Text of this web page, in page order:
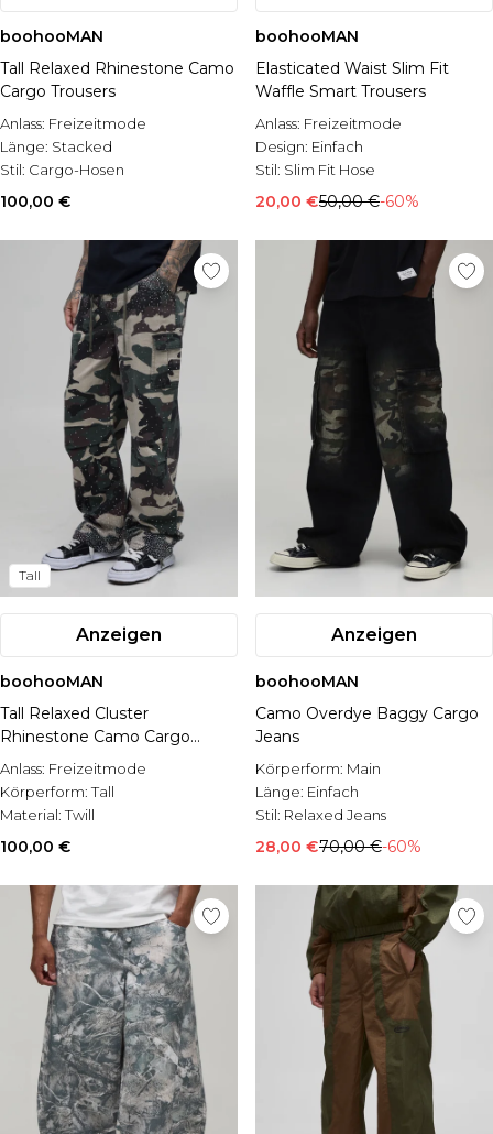
boohooMAN
Tall Relaxed Rhinestone Camo
Cargo Trousers
Anlass: Freizeitmode
Länge: Stacked
Stil: Cargo-Hosen
100,00 €
boohooMAN
Elasticated Waist Slim Fit
Waffle Smart Trousers
Anlass: Freizeitmode
Design: Einfach
Stil: Slim Fit Hose
20,00 €50,00 €-60%
Tall
Anzeigen
boohooMAN
Tall Relaxed Cluster
Rhinestone Camo Cargo
Trousers
Anlass: Freizeitmode
Körperform:Tall
Material:Twill
100,00 €
Anzeigen
boohooMAN
Camo Overdye Baggy Cargo
Jeans
Körperform: Main
Länge: Einfach
Stil: Relaxed Jeans
28,00 €70,00 €-60%